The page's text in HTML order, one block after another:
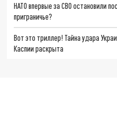
НАТО впервые за СВО остановили
приграничье?
Вот это триллер! Тайна удара
Каспии раскрыта